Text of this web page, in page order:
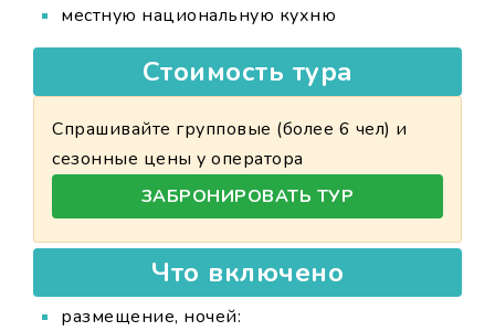
местную национальную кухню
Стоимость тура
Спрашивайте групповые (более 6 чел) и
сезонные цены у оператора
ЗАБРОНИРОВАТЬ ТУР
Что включено
размещение, ночей: